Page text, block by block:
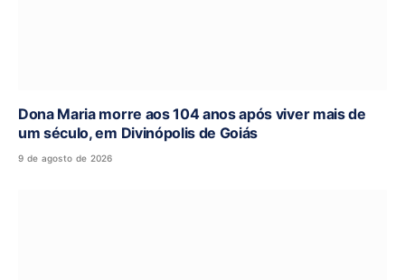
Dona Maria morre aos 104 anos após viver mais de
um século, em Divinópolis de Goiás
9 de agosto de 2026